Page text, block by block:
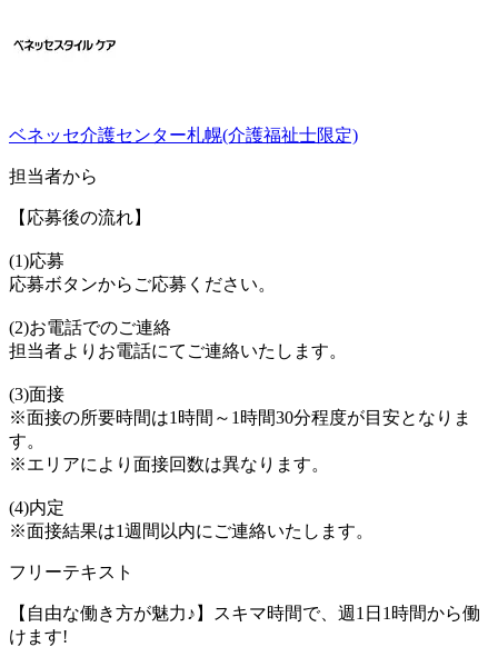
ベネッセ介護センター札幌(介護福祉士限定)
担当者から
【応募後の流れ】
(1)応募
応募ボタンからご応募ください。
(2)お電話でのご連絡
担当者よりお電話にてご連絡いたします。
(3)面接
※面接の所要時間は1時間～1時間30分程度が目安となりま
す。
※エリアにより面接回数は異なります。
(4)内定
※面接結果は1週間以内にご連絡いたします。
フリーテキスト
【自由な働き方が魅力♪】スキマ時間で、週1日1時間から働
けます!